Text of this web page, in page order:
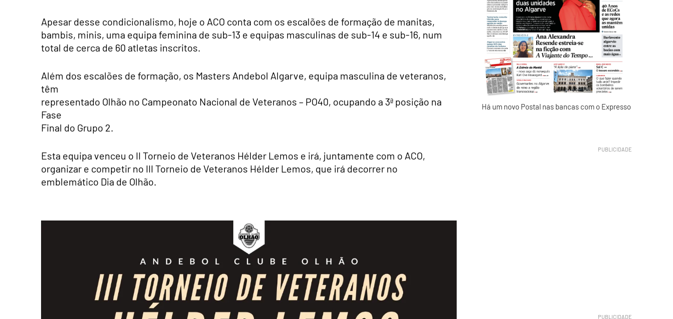
Apesar desse condicionalismo, hoje o ACO conta com os escalões de formação de manitas,
bambis, minis, uma equipa feminina de sub-13 e equipas masculinas de sub-14 e sub-16, num
total de cerca de 60 atletas inscritos.
Além dos escalões de formação, os Masters Andebol Algarve, equipa masculina de veteranos,
têm
representado Olhão no Campeonato Nacional de Veteranos – PO40, ocupando a 3ª posição na
Fase
Final do Grupo 2.
Esta equipa venceu o II Torneio de Veteranos Hélder Lemos e irá, juntamente com o ACO,
organizar e competir no III Torneio de Veteranos Hélder Lemos, que irá decorrer no
emblemático Dia de Olhão.
Há um novo Postal nas bancas com o Expresso